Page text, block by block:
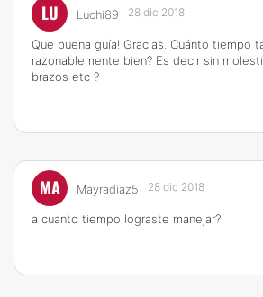
LU Luchi89 28 dic 2018
Que buena guía! Gracias. Cuánto tiempo
razonablemente bien? Es decir sin
brazos etc ?
MA Mayradiaz5 28 dic 2018
a cuanto tiempo lograste manejar?